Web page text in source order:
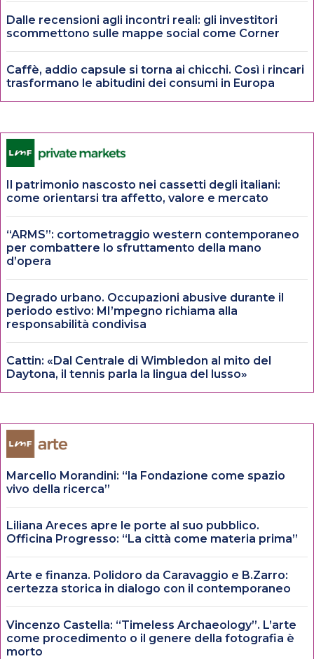
Dalle recensioni agli incontri reali: gli investitori
scommettono sulle mappe social come Corner
Caffè, addio capsule si torna ai chicchi. Così i rincari
trasformano le abitudini dei consumi in Europa
Il patrimonio nascosto nei cassetti degli italiani:
come orientarsi tra affetto, valore e mercato
“ARMS”: cortometraggio western contemporaneo
per combattere lo sfruttamento della mano
d’opera
Degrado urbano. Occupazioni abusive durante il
periodo estivo: MI’mpegno richiama alla
responsabilità condivisa
Cattin: «Dal Centrale di Wimbledon al mito del
Daytona, il tennis parla la lingua del lusso»
Marcello Morandini: “la Fondazione come spazio
vivo della ricerca”
Liliana Areces apre le porte al suo pubblico.
Officina Progresso: “La città come materia prima”
Arte e finanza. Polidoro da Caravaggio e B.Zarro:
certezza storica in dialogo con il contemporaneo
Vincenzo Castella: “Timeless Archaeology”. L’arte
come procedimento o il genere della fotografia è
morto